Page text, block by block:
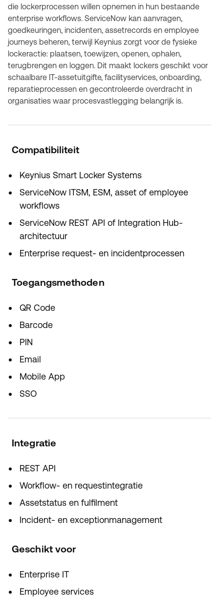
die lockerprocessen willen opnemen in hun bestaande
enterprise workflows. ServiceNow kan aanvragen,
goedkeuringen, incidenten, assetrecords en employee
journeys beheren, terwijl Keynius zorgt voor de fysieke
lockeractie: plaatsen, toewijzen, openen, ophalen,
terugbrengen en loggen. Dit maakt lockers geschikt voor
schaalbare IT-assetuitgifte, facilityservices, onboarding,
reparatieprocessen en gecontroleerde overdracht in
organisaties waar procesvastlegging belangrijk is.
Compatibiliteit
Keynius Smart Locker Systems
ServiceNow ITSM, ESM, asset of employee
workflows
ServiceNow REST API of Integration Hub-
architectuur
Enterprise request- en incidentprocessen
Toegangsmethoden
QR Code
Barcode
PIN
Email
Mobile App
SSO
Integratie
REST API
Workflow- en requestintegratie
Assetstatus en fulfilment
Incident- en exceptionmanagement
Geschikt voor
Enterprise IT
Employee services